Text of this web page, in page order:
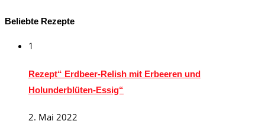
Beliebte Rezepte
1
Rezept“ Erdbeer-Relish mit Erbeeren und
Holunderblüten-Essig“
2. Mai 2022